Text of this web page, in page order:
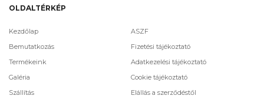
OLDALTÉRKÉP
Kezdőlap
Bemutatkozás
Termékeink
Galéria
Szállítás
ASZF
Fizetési tájékoztató
Adatkezelési tájékoztató
Cookie tájékoztató
Elállás a szerződéstől